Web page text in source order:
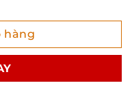
thuật TDT967 số
hàng